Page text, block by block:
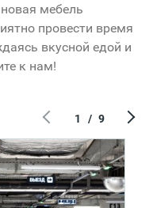
мебель
провести время
вкусной едой и
к нам!
1 / 9